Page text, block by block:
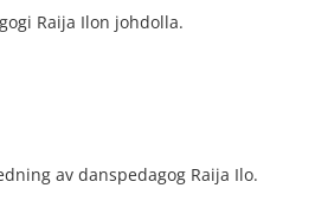
Raija Ilon johdolla.
av danspedagog Raija Ilo.